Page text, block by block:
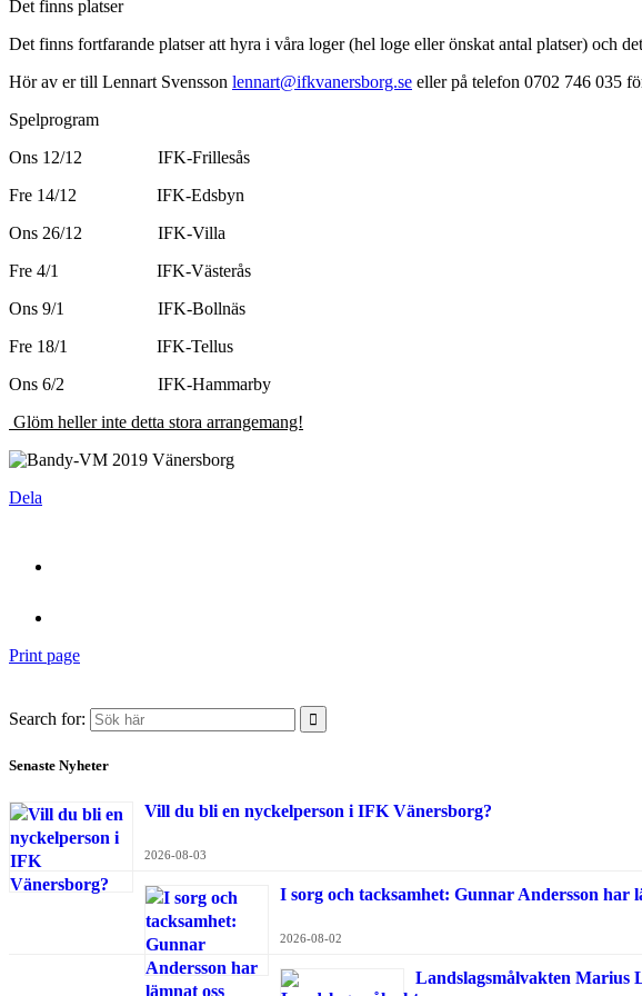
Det finns platser
Det finns fortfarande platser att hyra i våra loger (hel loge eller önskat antal platser) och
Hör av er till Lennart Svensson lennart@ifkvanersborg.se eller på telefon 0702 746 035
Spelprogram
Ons 12/12 IFK-Frillesås
Fre 14/12 IFK-Edsbyn
Ons 26/12 IFK-Villa
Fre 4/1 IFK-Västerås
Ons 9/1 IFK-Bollnäs
Fre 18/1 IFK-Tellus
Ons 6/2 IFK-Hammarby
Glöm heller inte detta stora arrangemang!
Dela
Print page
Search for:
Senaste Nyheter
Vill du bli en nyckelperson i IFK Vänersborg?
2026-08-03
I sorg och tacksamhet: Gunnar Andersson har
2026-08-02
Landslagsmålvakten